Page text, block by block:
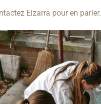
Elzarra pour en parler.